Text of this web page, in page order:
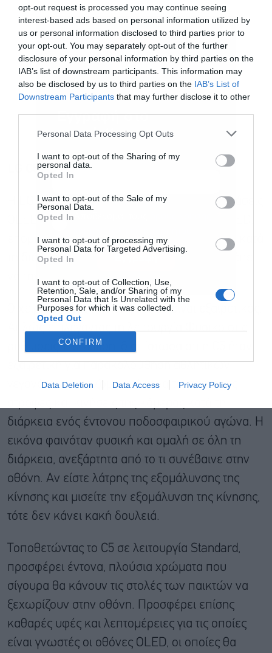
opt-out request is processed you may continue seeing
interest-based ads based on personal information utilized by
us or personal information disclosed to third parties prior to
your opt-out. You may separately opt-out of the further
disclosure of your personal information by third parties on the
IAB’s list of downstream participants. This information may
also be disclosed by us to third parties on the IAB’s List of
Downstream Participants that may further disclose it to other
Personal Data Processing Opt Outs
I want to opt-out of the Sharing of my
personal data.
Opted In
I want to opt-out of the Sale of my
Personal Data.
Opted In
I want to opt-out of processing my
Personal Data for Targeted Advertising.
Opted In
I want to opt-out of Collection, Use,
Retention, Sale, and/or Sharing of my
Personal Data that Is Unrelated with the
Purposes for which it was collected.
Opted Out
CONFIRM
Data Deletion Data Access Privacy Policy
LG C5
Η LG C5είναι μία από τιςκαλύτερες τηλεοράσεις
OLED. Δεν έχει τη φωτεινότητα μιας mini-LED,
επομένως δεν είναι τόσο καλή για προβολή κατά
τη διάρκεια της ημέρας, αλλά να γιατί θα πρέπει
να την εξετάσετε.
Ο χειρισμός της κίνησης της C5 είναι εξαιρετικός.
ρυθμίσεις TruMotion, διαπίστωσα ότι η C5 ήταν
εξαιρετική για παρακολούθηση αθλητικών
γεγονότων, χειριζόμενη άψογα τις απότομες
διάρκεια ενός έντονου ποδοσφαιρικού αγώνα. Η
εικόνα φαινόταν φυσική και ομαλή σε όλη τη
διάρκεια, ανεξάρτητα από το τι συνέβαινε στην
οθόνη. Αν είστε λάτρης της εξομάλυνσης της
κίνησης και μισείτε την εξομάλυνση της κίνησης,
τότε δεν κάνει κακή δουλειά.
Τοποθετώντας το C5 σε λειτουργία Standard,
προσφέρει έντονα, πλούσια χρώματα που
σίγουρα θα κάνουν τις στολές των παικτών να
ξεχωρίζουν στην οθόνη. Προσφέρει επίσης
καθαρές υφές και λεπτομέρειες για τις οποίες
είναι γνωστές οι οθόνες OLED, οι οποίες θα
Εγγραφή στο
newsletter
Αποδέχομαι τους